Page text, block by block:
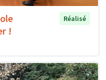
!
Réalisé